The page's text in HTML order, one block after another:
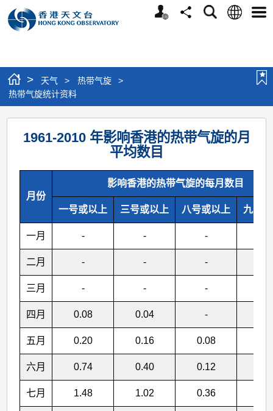
个
分
搜
语
选
> 天气 > 热带气旋
>
热带气旋统计资料
热
带
计
1961-2010 年影响香港的热带气旋的月
平均数目
月份
影响香港的热带气旋的每月数目
一号或以上 三号或以上 八号或以上 九号
一月 - - -
二月 - - -
三月 - - -
四月 0.08 0.04 -
五月 0.20 0.16 0.08
六月 0.74 0.40 0.12
七月 1.48 1.02 0.36